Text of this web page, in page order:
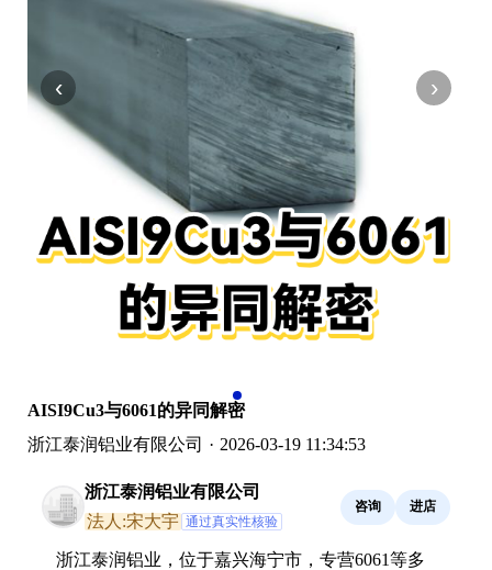
‹ ›
AISI9Cu3与6061的异同解密
浙江泰润铝业有限公司 · 2026-03-19 11:34:53
浙江泰润铝业有限公司
法人:宋大宇 通过真实性核验
咨询 进店
浙江泰润铝业，位于嘉兴海宁市，专营6061等多